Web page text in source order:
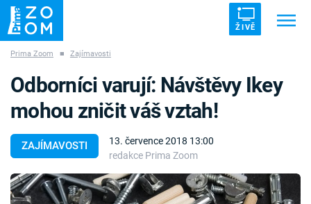
ŽIVĚ
ZÁHADY VETŘELCI DÁVNOVĚKU
Témata
Prima Zoom ■ Zajímavosti
ZAJÍMAVOSTI
13. července 2018 13:00
redakce Prima Zoom
Odborníci varují: Návštěvy Ikey
mohou zničit váš vztah!